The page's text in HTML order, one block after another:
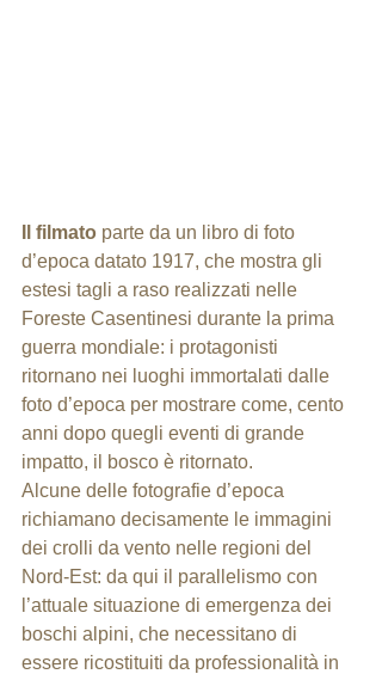
Il filmato parte da un libro di foto
d’epoca datato 1917, che mostra gli
estesi tagli a raso realizzati nelle
Foreste Casentinesi durante la prima
guerra mondiale: i protagonisti
ritornano nei luoghi immortalati dalle
foto d’epoca per mostrare come, cento
anni dopo quegli eventi di grande
impatto, il bosco è ritornato.
Alcune delle fotografie d’epoca
richiamano decisamente le immagini
dei crolli da vento nelle regioni del
Nord-Est: da qui il parallelismo con
l’attuale situazione di emergenza dei
boschi alpini, che necessitano di
essere ricostituiti da professionalità in